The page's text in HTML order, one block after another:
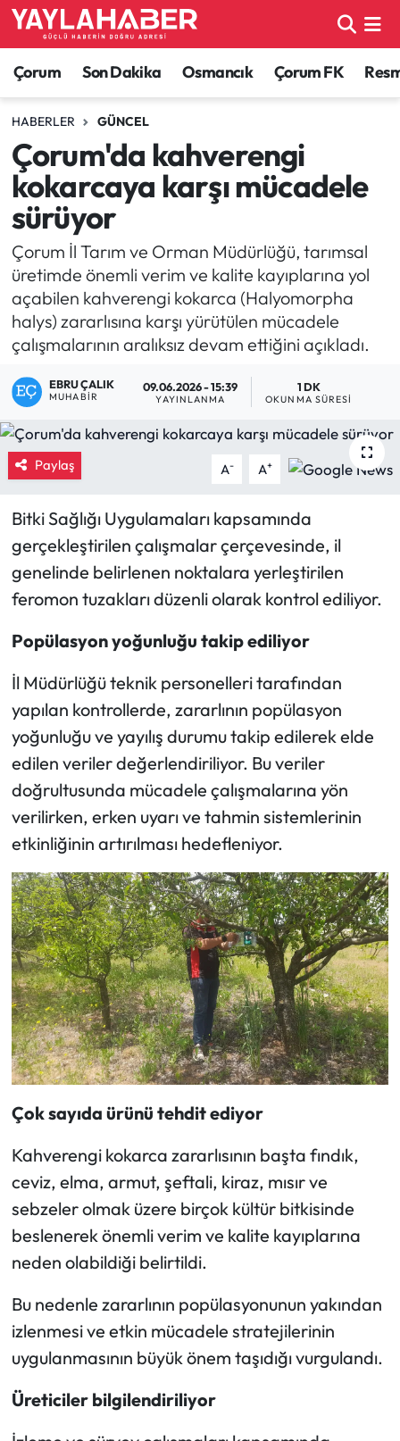
Çorum Son Dakika Osmancık Çorum FK
HABERLER GÜNCEL
Çorum'da kahverengi
kokarcaya karşı mücadele
sürüyor
Çorum İl Tarım ve Orman Müdürlüğü, tarımsal
üretimde önemli verim ve kalite kayıplarına yol
açabilen kahverengi kokarca (Halyomorpha
halys) zararlısına karşı yürütülen mücadele
çalışmalarının aralıksız devam ettiğini açıkladı.
EBRU ÇALIK
MUHABIR
09.06.2026 - 15:39
YAYINLANMA
1 DK
OKUNMA SÜRESI
Paylaş A- A+
Bitki Sağlığı Uygulamaları kapsamında
gerçekleştirilen çalışmalar çerçevesinde, il
genelinde belirlenen noktalara yerleştirilen
feromon tuzakları düzenli olarak kontrol ediliyor.
Popülasyon yoğunluğu takip ediliyor
İl Müdürlüğü teknik personelleri tarafından
yapılan kontrollerde, zararlının popülasyon
yoğunluğu ve yayılış durumu takip edilerek elde
edilen veriler değerlendiriliyor. Bu veriler
doğrultusunda mücadele çalışmalarına yön
verilirken, erken uyarı ve tahmin sistemlerinin
etkinliğinin artırılması hedefleniyor.
Çok sayıda ürünü tehdit ediyor
Kahverengi kokarca zararlısının başta fındık,
ceviz, elma, armut, şeftali, kiraz, mısır ve
sebzeler olmak üzere birçok kültür bitkisinde
beslenerek önemli verim ve kalite kayıplarına
neden olabildiği belirtildi.
Bu nedenle zararlının popülasyonunun yakından
izlenmesi ve etkin mücadele stratejilerinin
uygulanmasının büyük önem taşıdığı vurgulandı.
Üreticiler bilgilendiriliyor
Alaca Haberleri
Bayat Haberleri
Bilgi - Keşfet Haberleri
Bilim ve Teknoloji
Boğazkale Haberleri
Çorum Haberleri
Çorum Son Dakika Haberleri
Dodurga Haberleri
Eğitim
Ekonomi
Güncel
İskilip Haberleri
Kültür Sanat
Laçin Haberleri
Magazin
Mecitözü Haberleri
Oğuzlar Haberleri
Ortaköy Haberleri
Osmancık Haberleri
Otomotiv
Resmi İlan
Resmi Reklam
Sağlık
Siyaset
Spor
Sungurlu Haberleri
Turizm
Çorum Nöbetçi Eczaneler
Çorum Hava Durumu
Çorum Namaz Vakitleri
Çorum Trafik Yoğunluk Haritası
TFF 1.Lig Puan Durumu ve Fikstür
Tüm Manşetler
Son Dakika Haberleri
Haber Arşivi